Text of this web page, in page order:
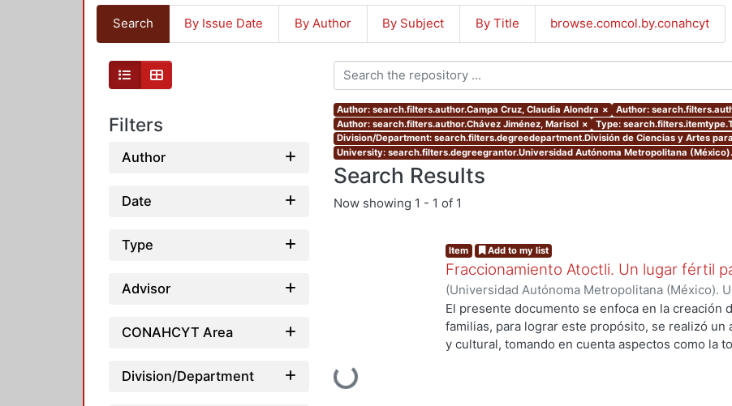
Search By Issue Date By Author By Subject By Title browse.comcol.by.conahcyt
Filters
Author
Date
Type
Advisor
CONAHCYT Area
Division/Department
Author: search.filters.author.Campa Cruz, Claudia Alondra × Author:
Author: search.filters.author.Chávez Jiménez, Marisol × Type:
Division/Department: search.filters.degreedepartment.División de Ciencias y Artes
University: search.filters.degreegrantor.Universidad Autónoma Metropolitana
Search Results
Now showing 1 - 1 of 1
Loading...
Item Add to my list
Fraccionamiento Atoctli. Un lugar fértil
(Universidad Autónoma Metropolitana (México).
de Servicios de Información.,2023-06-30)
Lozada, Jazmín Adriana; Chávez Jiménez, Marisol
El presente documento se enfoca en la creación
familias, para lograr este propósito, se realizó
y cultural, tomando en cuenta aspectos como la